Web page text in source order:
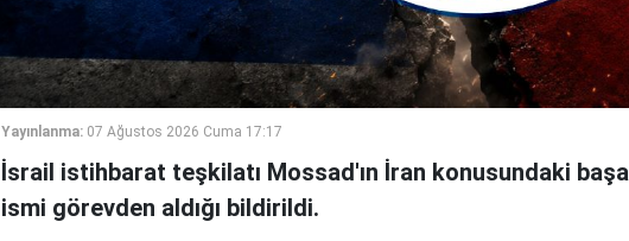
Yayınlanma: 07 Ağustos 2026 Cuma 17:17
İsrail istihbarat teşkilatı Mossad'ın İran konusundaki
ismi görevden aldığı bildirildi.